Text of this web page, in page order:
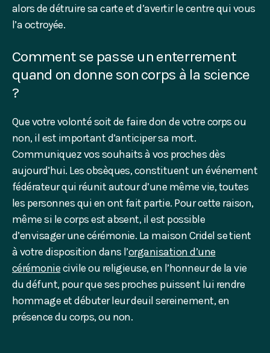
alors de détruire sa carte et d’avertir le centre qui vous
l’a octroyée.
Comment se passe un enterrement
quand on donne son corps à la science
?
Que votre volonté soit de faire don de votre corps ou
non, il est important d’anticiper sa mort.
Communiquez vos souhaits à vos proches dès
aujourd’hui. Les obsèques, constituent un événement
fédérateur qui réunit autour d’une même vie, toutes
les personnes qui en ont fait partie. Pour cette raison,
même si le corps est absent, il est possible
d’envisager une cérémonie. La maison Cridel se tient
à votre disposition dans l’organisation d’une
cérémoniecivile ou religieuse, en l’honneur de la vie
du défunt, pour que ses proches puissent lui rendre
hommage et débuter leur deuil sereinement, en
présence du corps, ou non.